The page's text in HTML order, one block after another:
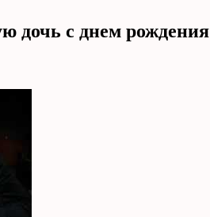
дочь с днем рождения